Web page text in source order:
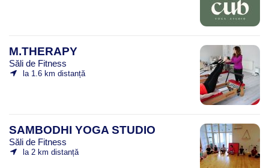
M.THERAPY
Săli de Fitness
la 1.6 km distanță
SAMBODHI YOGA STUDIO
Săli de Fitness
la 2 km distanță